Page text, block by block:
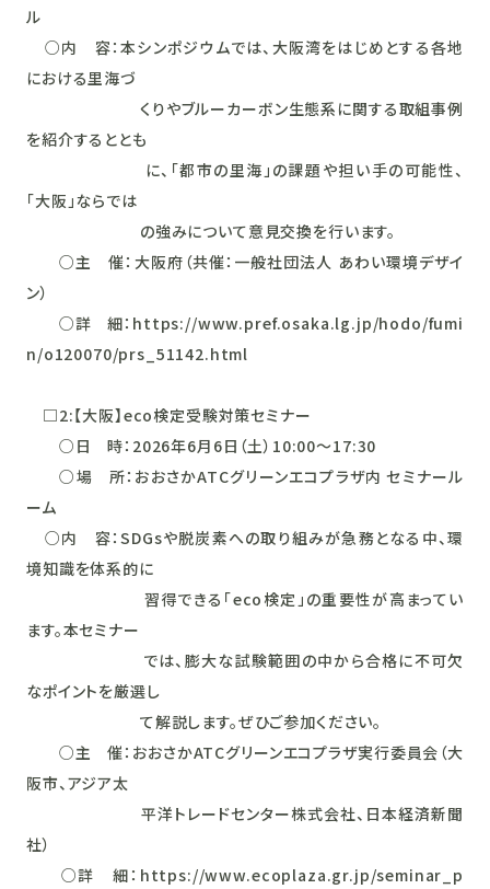
ル
○内 容：本シンポジウムでは、大阪湾をはじめとする各地
における里海づ
くりやブルーカーボン生態系に関する取組事例
を紹介するととも
に、「都市の里海」の課題や担い手の可能性、
「大阪」ならでは
の強みについて意見交換を行います。
○主 催：大阪府（共催：一般社団法人 あわい環境デザイ
ン）
○詳 細：https://www.pref.osaka.lg.jp/hodo/fumi
n/o120070/prs_51142.html
□2:【大阪】eco検定受験対策セミナー
○日 時：2026年6月6日（土）10:00～17:30
○場 所：おおさかATCグリーンエコプラザ内 セミナール
ーム
○内 容：SDGsや脱炭素への取り組みが急務となる中、環
境知識を体系的に
習得できる「eco検定」の重要性が高まってい
ます。本セミナー
では、膨大な試験範囲の中から合格に不可欠
なポイントを厳選し
て解説します。ぜひご参加ください。
○主 催：おおさかATCグリーンエコプラザ実行委員会（大
阪市、アジア太
平洋トレードセンター株式会社、日本経済新聞
社）
○詳 細：https://www.ecoplaza.gr.jp/seminar_p